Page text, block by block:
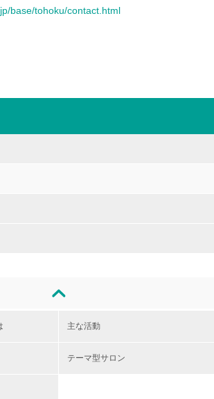
base/tohoku/contact.html
主な活動
テーマ型サロン